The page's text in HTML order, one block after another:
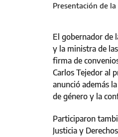
Presentación de
El gobernador de
y la ministra de
firma de
Carlos Tejedor al
anunció además
de género y la
Participaron
Justicia y